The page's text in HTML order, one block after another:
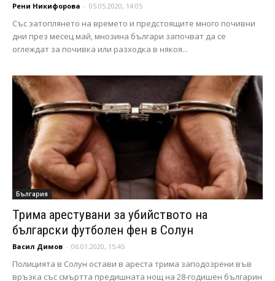
Рени Никифорова - 05.05.2020, 14:05
Със затоплянето на времето и предстоящите много почивни
дни през месец май, мнозина българи започват да се
оглеждат за почивка или разходка в някоя...
България
Трима арестувани за убийството на
български футболен фен в Солун
Васил Димов - 06.01.2020, 15:45
Полицията в Солун остави в ареста трима заподозрени във
връзка със смъртта предишната нощ на 28-годишен българин